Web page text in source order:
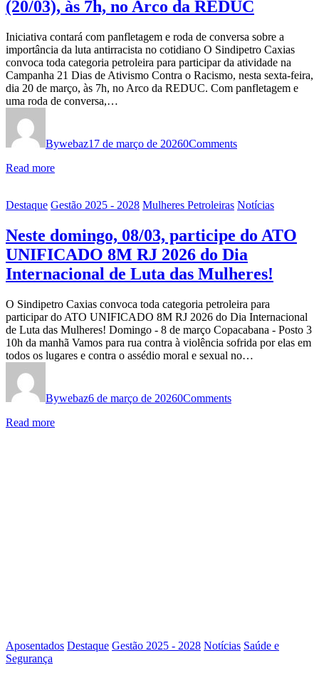
(20/03), às 7h, no Arco da REDUC
Iniciativa contará com panfletagem e roda de conversa sobre a
importância da luta antirracista no cotidiano O Sindipetro Caxias
convoca toda categoria petroleira para participar da atividade na
Campanha 21 Dias de Ativismo Contra o Racismo, nesta sexta-feira,
dia 20 de março, às 7h, no Arco da REDUC. Com panfletagem e
uma roda de conversa,…
Bywebaz17 de março de 20260Comments
Read more
Destaque Gestão 2025 - 2028 Mulheres Petroleiras Notícias
Neste domingo, 08/03, participe do ATO
UNIFICADO 8M RJ 2026 do Dia
Internacional de Luta das Mulheres!
O Sindipetro Caxias convoca toda categoria petroleira para
participar do ATO UNIFICADO 8M RJ 2026 do Dia Internacional
de Luta das Mulheres! Domingo - 8 de março Copacabana - Posto 3
10h da manhã Vamos para rua contra à violência sofrida por elas em
todos os lugares e contra o assédio moral e sexual no…
Bywebaz6 de março de 20260Comments
Read more
Aposentados Destaque Gestão 2025 - 2028 Notícias Saúde e
Segurança